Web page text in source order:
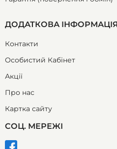
ДОДАТКОВА
Контакти
Особистий Кабінет
Акції
Про нас
Картка сайту
СОЦ. МЕРЕЖІ